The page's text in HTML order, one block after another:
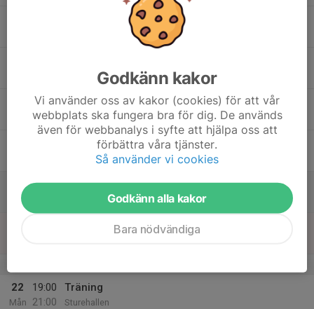
Styrketräning
17:00
18:30
Träning Arena B-hallen
Halmstad Arena B- hallen
Lör
22
Mån
19:00
21:00
Träning
Sturehallen
Godkänn kakor
Vi använder oss av kakor (cookies) för att vår
webbplats ska fungera bra för dig. De används
även för webbanalys i syfte att hjälpa oss att
förbättra våra tjänster.
Så använder vi cookies
Godkänn alla kakor
Bara nödvändiga